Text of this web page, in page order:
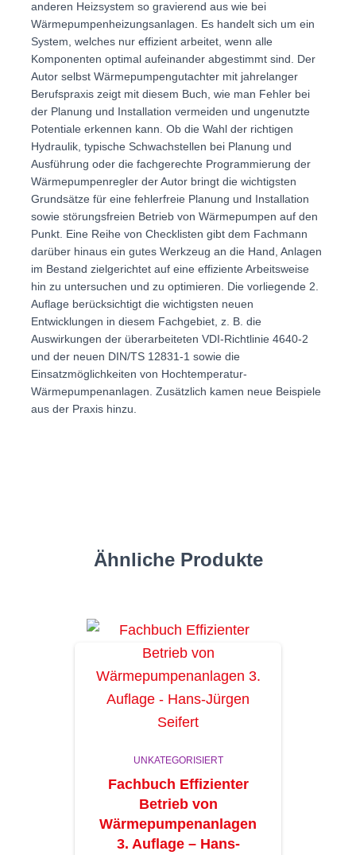
anderen Heizsystem so gravierend aus wie bei
Wärmepumpenheizungsanlagen. Es handelt sich um ein
System, welches nur effizient arbeitet, wenn alle
Komponenten optimal aufeinander abgestimmt sind. Der
Autor selbst Wärmepumpengutachter mit jahrelanger
Berufspraxis zeigt mit diesem Buch, wie man Fehler bei
der Planung und Installation vermeiden und ungenutzte
Potentiale erkennen kann. Ob die Wahl der richtigen
Hydraulik, typische Schwachstellen bei Planung und
Ausführung oder die fachgerechte Programmierung der
Wärmepumpenregler der Autor bringt die wichtigsten
Grundsätze für eine fehlerfreie Planung und Installation
sowie störungsfreien Betrieb von Wärmepumpen auf den
Punkt. Eine Reihe von Checklisten gibt dem Fachmann
darüber hinaus ein gutes Werkzeug an die Hand, Anlagen
im Bestand zielgerichtet auf eine effiziente Arbeitsweise
hin zu untersuchen und zu optimieren. Die vorliegende 2.
Auflage berücksichtigt die wichtigsten neuen
Entwicklungen in diesem Fachgebiet, z. B. die
Auswirkungen der überarbeiteten VDI-Richtlinie 4640-2
und der neuen DIN/TS 12831-1 sowie die
Einsatzmöglichkeiten von Hochtemperatur-
Wärmepumpenanlagen. Zusätzlich kamen neue Beispiele
aus der Praxis hinzu.
Ähnliche Produkte
UNKATEGORISIERT
Fachbuch Effizienter
Betrieb von
Wärmepumpenanlagen
3. Auflage – Hans-